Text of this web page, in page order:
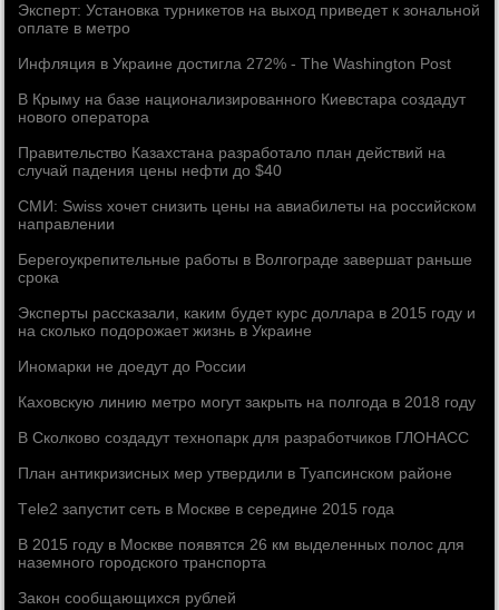
Эксперт: Установка турникетов на выход приведет к зональной
оплате в метро
Инфляция в Украине достигла 272% - The Washington Post
В Крыму на базе национализированного Киевстара создадут
нового оператора
Правительство Казахстана разработало план действий на
случай падения цены нефти до $40
СМИ: Swiss хочет снизить цены на авиабилеты на российском
направлении
Берегоукрепительные работы в Волгограде завершат раньше
срока
Эксперты рассказали, каким будет курс доллара в 2015 году и
на сколько подорожает жизнь в Украине
Иномарки не доедут до России
Каховскую линию метро могут закрыть на полгода в 2018 году
В Сколково создадут технопарк для разработчиков ГЛОНАСС
План антикризисных мер утвердили в Туапсинском районе
Тele2 запустит сеть в Москве в середине 2015 года
В 2015 году в Москве появятся 26 км выделенных полос для
наземного городского транспорта
Закон сообщающихся рублей